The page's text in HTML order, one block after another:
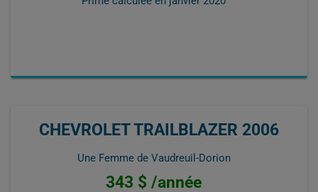
CHEVROLET TRAILBLAZER 2006
Une Femme de Vaudreuil-Dorion
343 $ /année